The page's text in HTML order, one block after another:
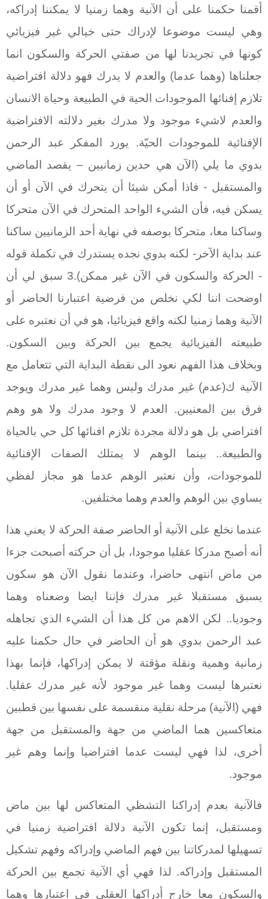
أقمنا حكمنا على أن الآنية وهما زمنيا لا يمكننا إدراكه،
وهي ليست موضوعا لإدراك حتى خيالي غير فيزيائي
كونها في تجريدنا لها من صفتي الحركة والسكون انما
جعلناها (وهما عدما) والعدم لا يدرك فهو دلالة افتراضية
تلازم إفنائها الموجودات الحية في الطبيعة وحياة الانسان
والعدم لاشيء موجود ولا مدرك بغير دلالته الافتراضية
الإفنائية للموجودات الحيّة. يورد المفكر عبد الرحمن
بدوي ما يلي (الآن هي حدين زمانيين – يقصد الماضي
والمستقبل - فاذا أمكن شيئا أن يتحرك في الآن أو أن
يسكن فيه، فأن الشيء الواحد المتحرك في الآن متحركا
وساكنا معا، متحركا بوصفه في نهاية أحد الزمانيين ساكنا
عند بداية الآخر- لكنه بدوي نجده يستدرك في تكملة قوله
- الحركة والسكون في الآن غير ممكن).3 سبق لي أن
اوضحت اننا لكي نخلص من فرضية اعتبارنا الحاضر أو
الآنية وهما زمنيا لكنه واقع فيزيائيا، هو في أن نعتبره على
طبيعته الفيزيائية يجمع بين الحركة وبين السكون.
وبخلاف هذا الفهم نعود الى نقطة البداية التي تتعامل مع
الآنية ك(عدم) غير مدرك وليس وهما غير مدرك ويوجد
فرق بين المعنيين. العدم لا وجود مدرك ولا هو وهم
افتراضي بل هو دلالة مجردة تلازم افنائها كل حي بالحياة
والطبيعة.. بينما الوهم لا يمتلك الصفات الإفنائية
للموجودات، وأن نعتبر الوهم عدما هو مجاز لفظي
يساوي بين الوهم والعدم وهما مختلفين.
عندما نخلع على الآنية أو الحاضر صفة الحركة لا يعني هذا
أنه أصبح مدركا عقليا موجودا، بل أن حركته أصبحت جزءا
من ماض انتهى حاضرا، وعندما نقول الآن هو سكون
يسبق مستقبلا غير مدرك فإننا ايضا وضعناه وهما
وجوديا.. لكن الاهم من كل هذا أن الشيء الذي تجاهله
عبد الرحمن بدوي هو أن الحاضر في حال حكمنا عليه
زمانية وهمية ونقلة مؤقتة لا يمكن إدراكها، فإنما بهذا
نعتبرها ليست وهما غير موجود لأنه غير مدرك عقليا.
فهي (الآنية) مرحلة نقلية منقسمة على نفسها بين قطبين
متعاكسين هما الماضي من جهة والمستقبل من جهة
أخرى، لذا فهي ليست عدما افتراضيا وإنما وهم غير
موجود.
فالآنية بعدم إدراكنا التشظي المتعاكس لها بين ماض
ومستقبل، إنما تكون الآنية دلالة افتراضية زمنيا في
تسهيلها لمدركاتنا بين فهم الماضي وإدراكه وفهم تشكيل
المستقبل وإدراكه. لذا فهي أي الآنية تجمع بين الحركة
والسكون معا خارج أدراكها العقلي في اعتبارها وهما